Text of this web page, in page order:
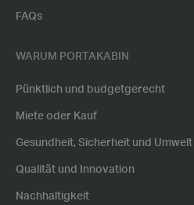
FAQs
WARUM PORTAKABIN
Pünktlich und budgetgerecht
Miete oder Kauf
Gesundheit, Sicherheit und Umwelt
Qualität und Innovation
Nachhaltigkeit